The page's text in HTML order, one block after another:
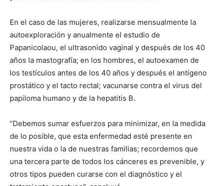
En el caso de las mujeres, realizarse mensualmente la
autoexploración y anualmente el estudio de
Papanicolaou, el ultrasonido vaginal y después de los 40
años la mastografía; en los hombres, el autoexamen de
los testículos antes de los 40 años y después el antígeno
prostático y el tacto rectal; vacunarse contra el virus del
papiloma humano y de la hepatitis B.
“Debemos sumar esfuerzos para minimizar, en la medida
de lo posible, que esta enfermedad esté presente en
nuestra vida o la de nuestras familias; recordemos que
una tercera parte de todos los cánceres es prevenible, y
otros tipos pueden curarse con el diagnóstico y el